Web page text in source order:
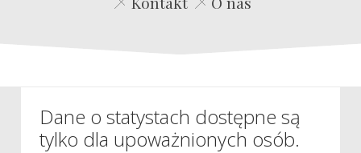
Dane o statystach dostępne są
tylko dla upoważnionych osób.